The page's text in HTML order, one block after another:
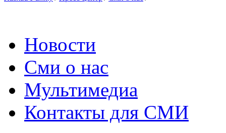
Новости
Сми о нас
Мультимедиа
Контакты для СМИ